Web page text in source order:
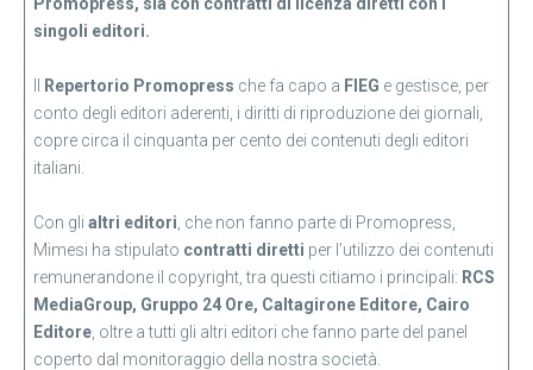
singoli editori.
Repertorio Promopress che fa capo a FIEG e gestisce, per
conto degli editori aderenti, i diritti di riproduzione dei giornali,
copre circa il cinquanta per cento dei contenuti degli editori
italiani.
Con gli altri editori , che non fanno parte di Promopress,
Mimesi ha stipulato contratti diretti per l’utilizzo dei contenuti
remunerandone il copyright, tra questi citiamo i principali: RCS
MediaGroup, Gruppo 24 Ore, Caltagirone Editore, Cairo
Editore , oltre a tutti gli altri editori che fanno parte del panel
coperto dal monitoraggio della nostra società.